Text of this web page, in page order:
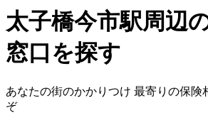
太子橋今市駅周辺
窓口を探す
あなたの街のかかりつけ 最寄りの保険
ぞ